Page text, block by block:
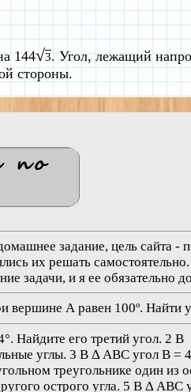
144√3. Угол, лежащий
стороны.
задание, цель сайта -
их решать
задачи, и я ее обязательно
вершине А равен 100º. Найти
Найдите его третий угол. 2 В
углы. 3 В Δ АВС угол В =
треугольнике один из
острого угла. 5 В Δ АВС